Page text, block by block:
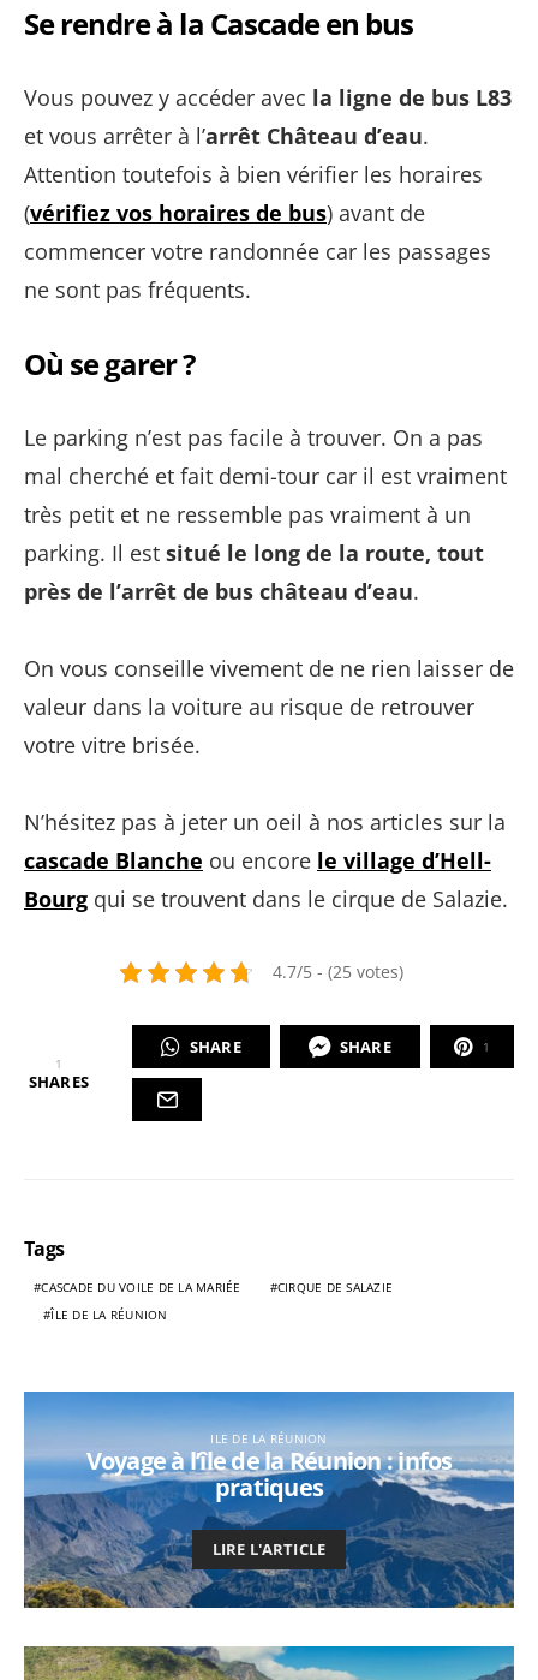
Se rendre à la Cascade en bus
Vous pouvez y accéder avec la ligne de bus L83
et vous arrêter à l’arrêt Château d’eau.
Attention toutefois à bien vérifier les horaires
(vérifiez vos horaires de bus) avant de
commencer votre randonnée car les passages
ne sont pas fréquents.
Où se garer ?
Le parking n’est pas facile à trouver. On a pas
mal cherché et fait demi-tour car il est vraiment
très petit et ne ressemble pas vraiment à un
parking. Il est situé le long de la route, tout
près de l’arrêt de bus château d’eau.
On vous conseille vivement de ne rien laisser de
valeur dans la voiture au risque de retrouver
votre vitre brisée.
N’hésitez pas à jeter un oeil à nos articles sur la
cascade Blanche ou encore le village d’Hell-
Bourg qui se trouvent dans le cirque de Salazie.
4.7/5 - (25 votes)
1
SHARES
SHARE SHARE 1
Tags
CASCADE DU VOILE DE LA MARIÉE
CIRQUE DE SALAZIE
ÎLE DE LA RÉUNION
ILE DE LA RÉUNION
Voyage à l’île de la Réunion : infos
pratiques
LIRE L'ARTICLE